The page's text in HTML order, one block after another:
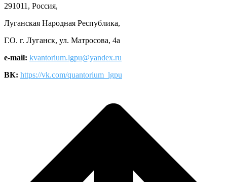
291011, Россия,
Луганская Народная Республика,
Г.О. г. Луганск, ул. Матросова, 4а
e-mail: kvantorium.lgpu@yandex.ru
ВК: https://vk.com/quantorium_lgpu